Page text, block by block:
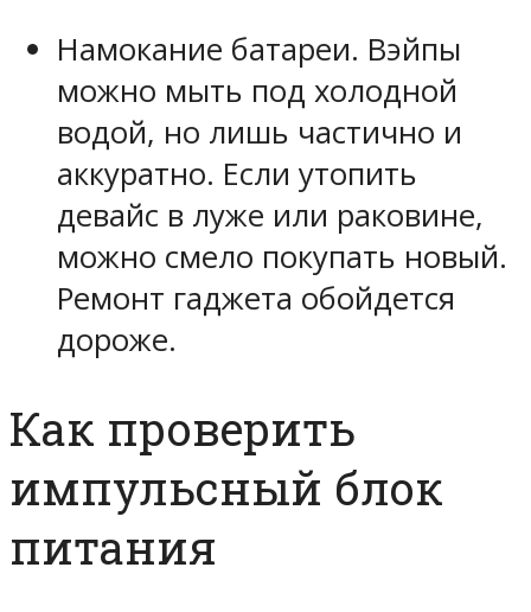
Намокание батареи. Вэйпы
можно мыть под холодной
водой, но лишь частично и
аккуратно. Если утопить
девайс в луже или раковине,
можно смело покупать новый.
Ремонт гаджета обойдется
дороже.
Как проверить
импульсный блок
питания